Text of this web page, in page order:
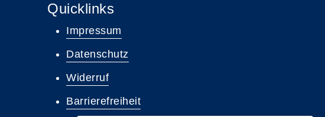
Quicklinks
Impressum
Datenschutz
Widerruf
Barrierefreiheit